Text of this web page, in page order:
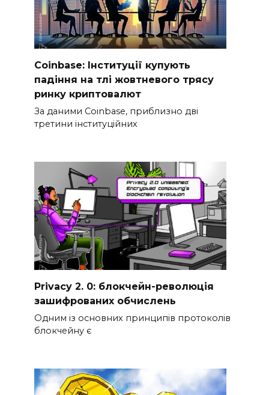
Coinbase: Інституції купують
падіння на тлі жовтневого трясу
ринку криптовалют
За даними Coinbase, приблизно дві
третини інституційних
Privacy 2. 0: блокчейн-революція
зашифрованих обчислень
Одним із основних принципів протоколів
блокчейну є